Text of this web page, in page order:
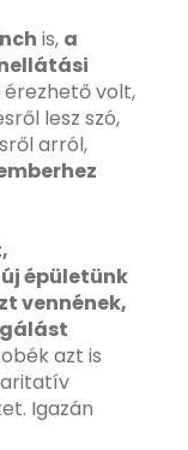
is, a
volt,
lesz szó,
arról,
épületünk
vennének,
azt is
Igazán